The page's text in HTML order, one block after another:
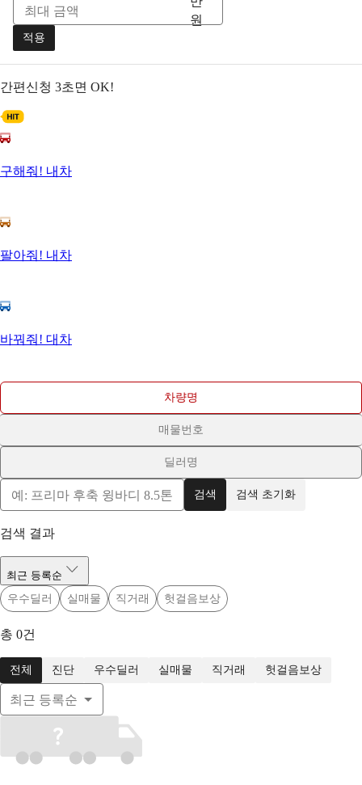
원
적용
간편신청 3초면 OK!
구해줘! 내차
팔아줘! 내차
바꿔줘! 대차
차량명
매물번호
딜러명
검색 검색 초기화
검색 결과
최근 등록순
우수딜러
실매물 직거래 헛걸음보상
총 0건
전체 진단 우수딜러 실매물 직거래 헛걸음보상
최근 등록순